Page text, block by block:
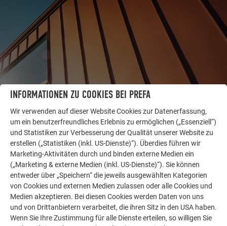
LASSEN SIE SICH INSPIRIEREN
WEITERE OBJEKTE
Die PREFA Referenzgalerie zeigt, wie vielseitig
Aluminium eingesetzt werden kann. Entdecken Sie
weitere beeindruckende Projekte mit den langlebigen
PREFA Aluminiumlösungen für Dach, Solar und
Fassade.
INFORMATIONEN ZU COOKIES BEI PREFA
Wir verwenden auf dieser Website Cookies zur Datenerfassung,
um ein benutzerfreundliches Erlebnis zu ermöglichen („Essenziell“)
und Statistiken zur Verbesserung der Qualität unserer Website zu
erstellen („Statistiken (inkl. US-Dienste)“). Überdies führen wir
Marketing-Aktivitäten durch und binden externe Medien ein
(„Marketing & externe Medien (inkl. US-Dienste)“). Sie können
entweder über „Speichern“ die jeweils ausgewählten Kategorien
von Cookies und externen Medien zulassen oder alle Cookies und
Medien akzeptieren. Bei diesen Cookies werden Daten von uns
und von Drittanbietern verarbeitet, die ihren Sitz in den USA haben.
Wenn Sie Ihre Zustimmung für alle Dienste erteilen, so willigen Sie